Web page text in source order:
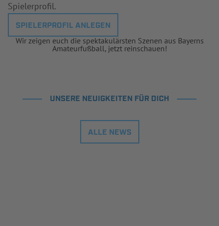
Spielerprofil.
SPIELERPROFIL ANLEGEN
Wir zeigen euch die spektakulärsten Szenen aus Bayerns
Amateurfußball, jetzt reinschauen!
UNSERE NEUIGKEITEN FÜR DICH
ALLE NEWS